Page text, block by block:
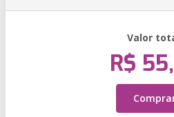
Valor
R$